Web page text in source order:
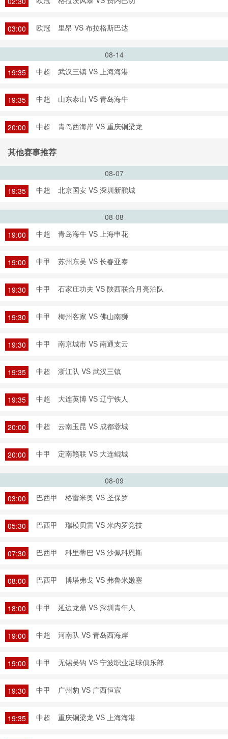
03:00 欧冠 里昂 VS 布拉格斯巴达
08-14
19:35
中超 武汉三镇 VS 上海海港
19:35 中超 山东泰山 VS 青岛海牛
20:00 中超 青岛西海岸 VS 重庆铜梁龙
其他赛事推荐
08-07
19:35
中超 北京国安 VS 深圳新鹏城
08-08
19:00
中超 青岛海牛 VS 上海申花
19:00 中甲 苏州东吴 VS 长春亚泰
19:30 中甲 石家庄功夫 VS 陕西联合月亮泊队
19:30 中甲 梅州客家 VS 佛山南狮
19:30 中甲 南京城市 VS 南通支云
19:35 中超 浙江队 VS 武汉三镇
19:35 中超 大连英博 VS 辽宁铁人
20:00 中超 云南玉昆 VS 成都蓉城
20:00 中甲 定南赣联 VS 大连鲲城
08-09
03:00
巴西甲 格雷米奥 VS 圣保罗
05:30 巴西甲 瑞模贝雷 VS 米内罗竞技
07:30 巴西甲 科里蒂巴 VS 沙佩科恩斯
08:00 巴西甲 博塔弗戈 VS 弗鲁米嫩塞
18:00 中甲 延边龙鼎 VS 深圳青年人
19:00 中超 河南队 VS 青岛西海岸
19:00 中甲 无锡吴钩 VS 宁波职业足球俱乐部
19:30 中甲 广州豹 VS 广西恒宸
19:35 中超 重庆铜梁龙 VS 上海海港